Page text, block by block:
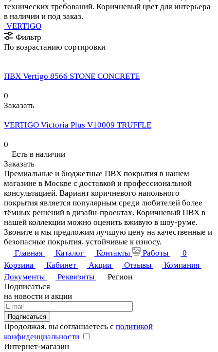
технических требований. Коричневый цвет для интерьера
в наличии и под заказ.
VERTIGO
Фильтр
По возрастанию сортировки
ПВХ Vertigo 8566 STONE CONCRETE
0
Заказать
VERTIGO Victoria Plus V10009 TRUFFLE
0
Есть в наличии
Заказать
Премиальные и бюджетные ПВХ покрытия в нашем
магазине в Москве с доставкой и профессиональной
консультацией. Вариант коричневого напольного
покрытия является популярным среди любителей более
тёмных решений в дизайн-проектах. Коричневый ПВХ в
нашей коллекции можно оценить вживую в шоу-руме.
Звоните и мы предложим лучшую цену на качественные и
безопасные покрытия, устойчивые к износу.
Главная
Каталог Контакты Работы
0
Корзина
Кабинет Акции Отзывы
Компания
Документы
Реквизиты
Регион
Подписаться
на новости и акции
Подписаться
Продолжая, вы соглашаетесь с политикой
конфиденциальности
Интернет-магазин